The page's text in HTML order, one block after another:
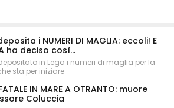
i NUMERI DI MAGLIA: eccoli! E
ha deciso così...
in Lega i numeri di maglia per la
sta per iniziare
IN MARE A OTRANTO: muore
Coluccia